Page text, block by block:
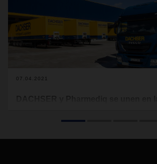
07.04.2021
de 100 millones de mascarillas y equipos